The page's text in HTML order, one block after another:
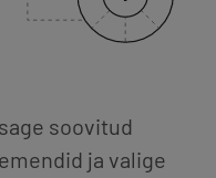
soovitud
ja valige